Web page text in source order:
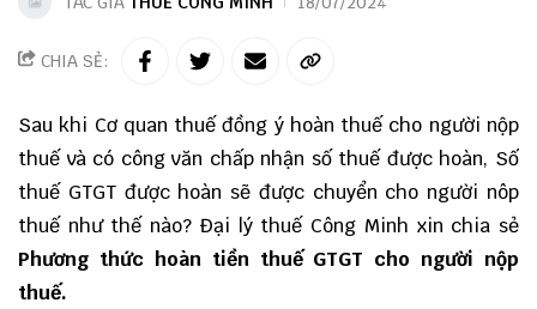
CHIA SẺ:
Sau khi Cơ quan thuế đồng ý hoàn thuế cho người nộp
thuế và có công văn chấp nhận số thuế được hoàn, Số
thuế GTGT được hoàn sẽ được chuyển cho người nôp
thuế như thế nào? Đại lý thuế Công Minh xin chia sẻ
Phương thức hoàn tiền thuế GTGT cho người nộp
thuế.